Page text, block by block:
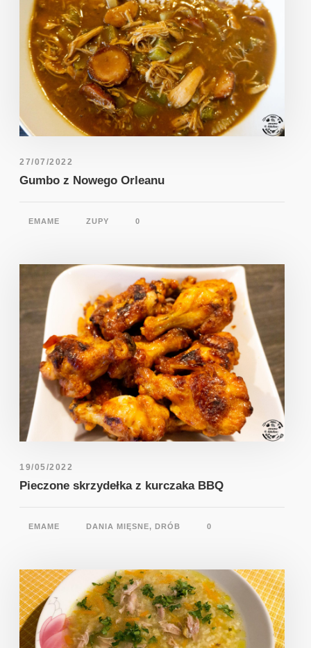
27/07/2022
Gumbo z Nowego Orleanu
EMAME ZUPY 0
19/05/2022
Pieczone skrzydełka z kurczaka BBQ
EMAME DANIA MIĘSNE, DRÓB 0